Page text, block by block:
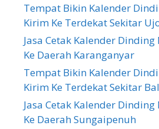
Tempat Bikin Kalender
Kirim Ke Terdekat Sekitar
Jasa Cetak Kalender
Ke Daerah Karanganyar
Tempat Bikin Kalender
Kirim Ke Terdekat Sekitar
Jasa Cetak Kalender
Ke Daerah Sungaipenuh